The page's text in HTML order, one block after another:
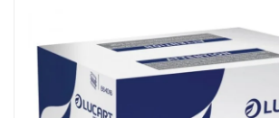

Hygiène mains